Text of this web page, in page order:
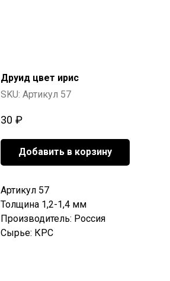
Друид цвет ирис
SKU: Артикул 57
30 ₽
Добавить в корзину
Артикул 57
Толщина 1,2-1,4 мм
Производитель: Россия
Сырье: КРС